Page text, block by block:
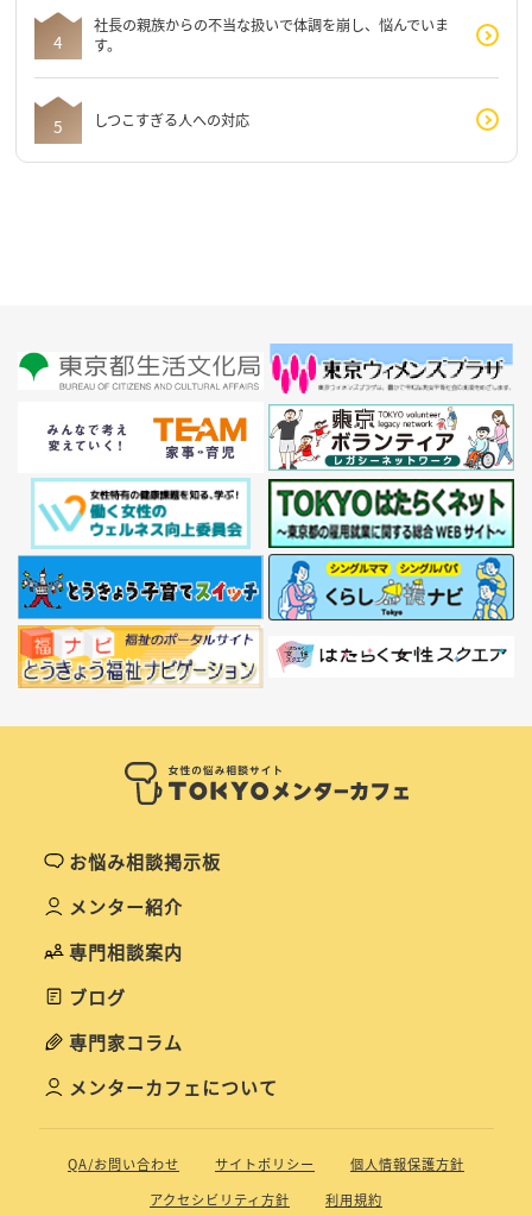
社長の親族からの不当な扱いで体調を崩し、悩んでいま
す。
しつこすぎる人への対応
お悩み相談掲示板
メンター紹介
専門相談案内
ブログ
専門家コラム
メンターカフェについて
QA/お問い合わせ サイトポリシー
個人情報保護方針
アクセシビリティ方針
利用規約